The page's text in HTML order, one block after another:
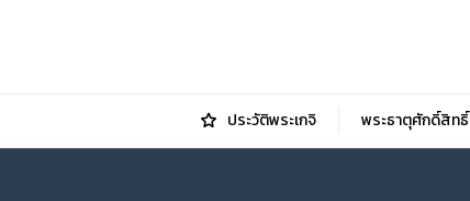
ประวัติพระเกจิ พระธาตุศักดิ์สิทธิ์